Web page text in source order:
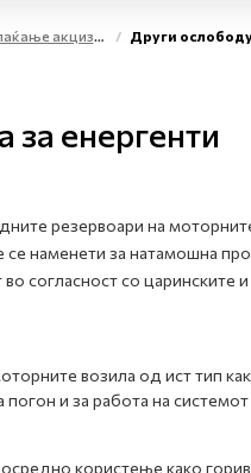
на акцизни добра Други ослободувања
енергенти
резервоари на
се наменети за натамошна
согласност со царинските
возила од ист тип
и за работа на
користење како